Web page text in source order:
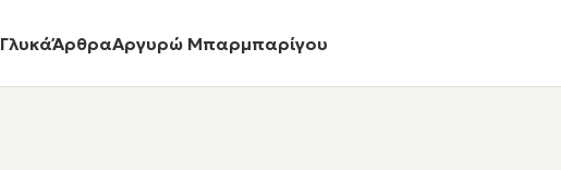
ΓλυκάΆρθραΑργυρώ Μπαρμπαρίγου